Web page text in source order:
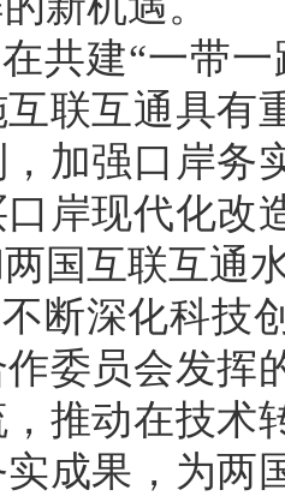
共建“一带
联互通具有
加强口岸务
岸现代化改
国互联互通
断深化科技
委员会发挥
推动在技术
成果，为两